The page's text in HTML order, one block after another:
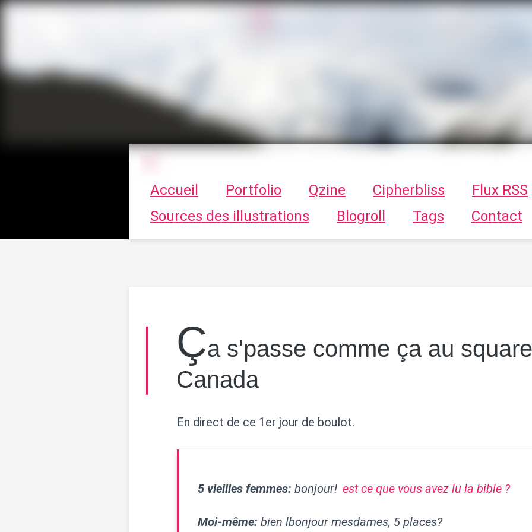
Tykayn Blog
Le vortex à chats - Illustrations, trucs en tout genre par Tykayn
Accueil Portfolio Qzine Cipherbliss
Flux RSS
Sources des illustrations
Blogroll Tags Contact
ça s'passe comme ça au
Canada
En direct de ce 1er jour de boulot.
5 vieilles femmes: bonjour! est ce que vous avez lu la bible ?
Moi-même: bien lbonjour mesdames, 5 places?